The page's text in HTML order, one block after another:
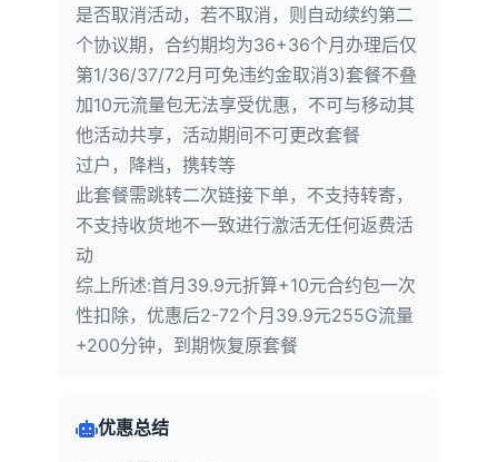
是否取消活动，若不取消，则自动续约第二
个协议期，合约期均为36+36个月办理后仅
第1/36/37/72月可免违约金取消3)套餐不叠
加10元流量包无法享受优惠，不可与移动其
他活动共享，活动期间不可更改套餐
过户，降档，携转等
此套餐需跳转二次链接下单，不支持转寄，
不支持收货地不一致进行激活无任何返费活
动
综上所述:首月39.9元折算+10元合约包一次
性扣除，优惠后2-72个月39.9元255G流量
+200分钟，到期恢复原套餐
优惠总结